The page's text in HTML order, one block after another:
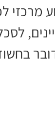
מרכזי